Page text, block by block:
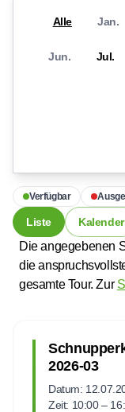
Alle Jan.
Jun. Jul.
Verfügbar
Liste Kalender
Die angegebenen
die
gesamte Tour. Zur
2026-03
Datum:
Zeit: 10:00 –